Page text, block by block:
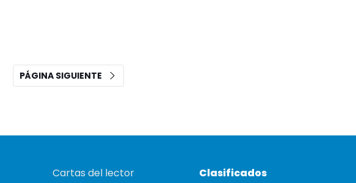
PÁGINA SIGUIENTE
Cartas del lector
Clasificados